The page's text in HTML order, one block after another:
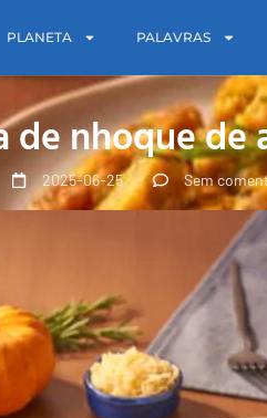
PLANETA PALAVRAS
de nhoque
2025-06-25 Sem